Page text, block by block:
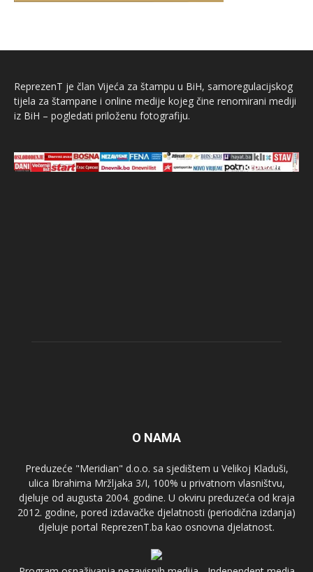
ReprezenT je član Vijeća za štampu u BiH, samoregulacijskog
tijela za štampane i online medije kojeg čine renomirani mediji
iz BiH – pogledati priloženu fotografiju.
O NAMA
Preduzeće "Meridian" d.o.o. sa sjedištem u Velikoj Kladuši,
ulica Ibrahima Mržljaka 3/I, 100% u privatnom vlasništvu,
djeluje od augusta 2004. godine. U okviru preduzeća od kraja
2012. godine, pored izdavačke djelatnosti (periodična izdanja)
djeluje portal ReprezenT.ba kao osnovna djelatnost.